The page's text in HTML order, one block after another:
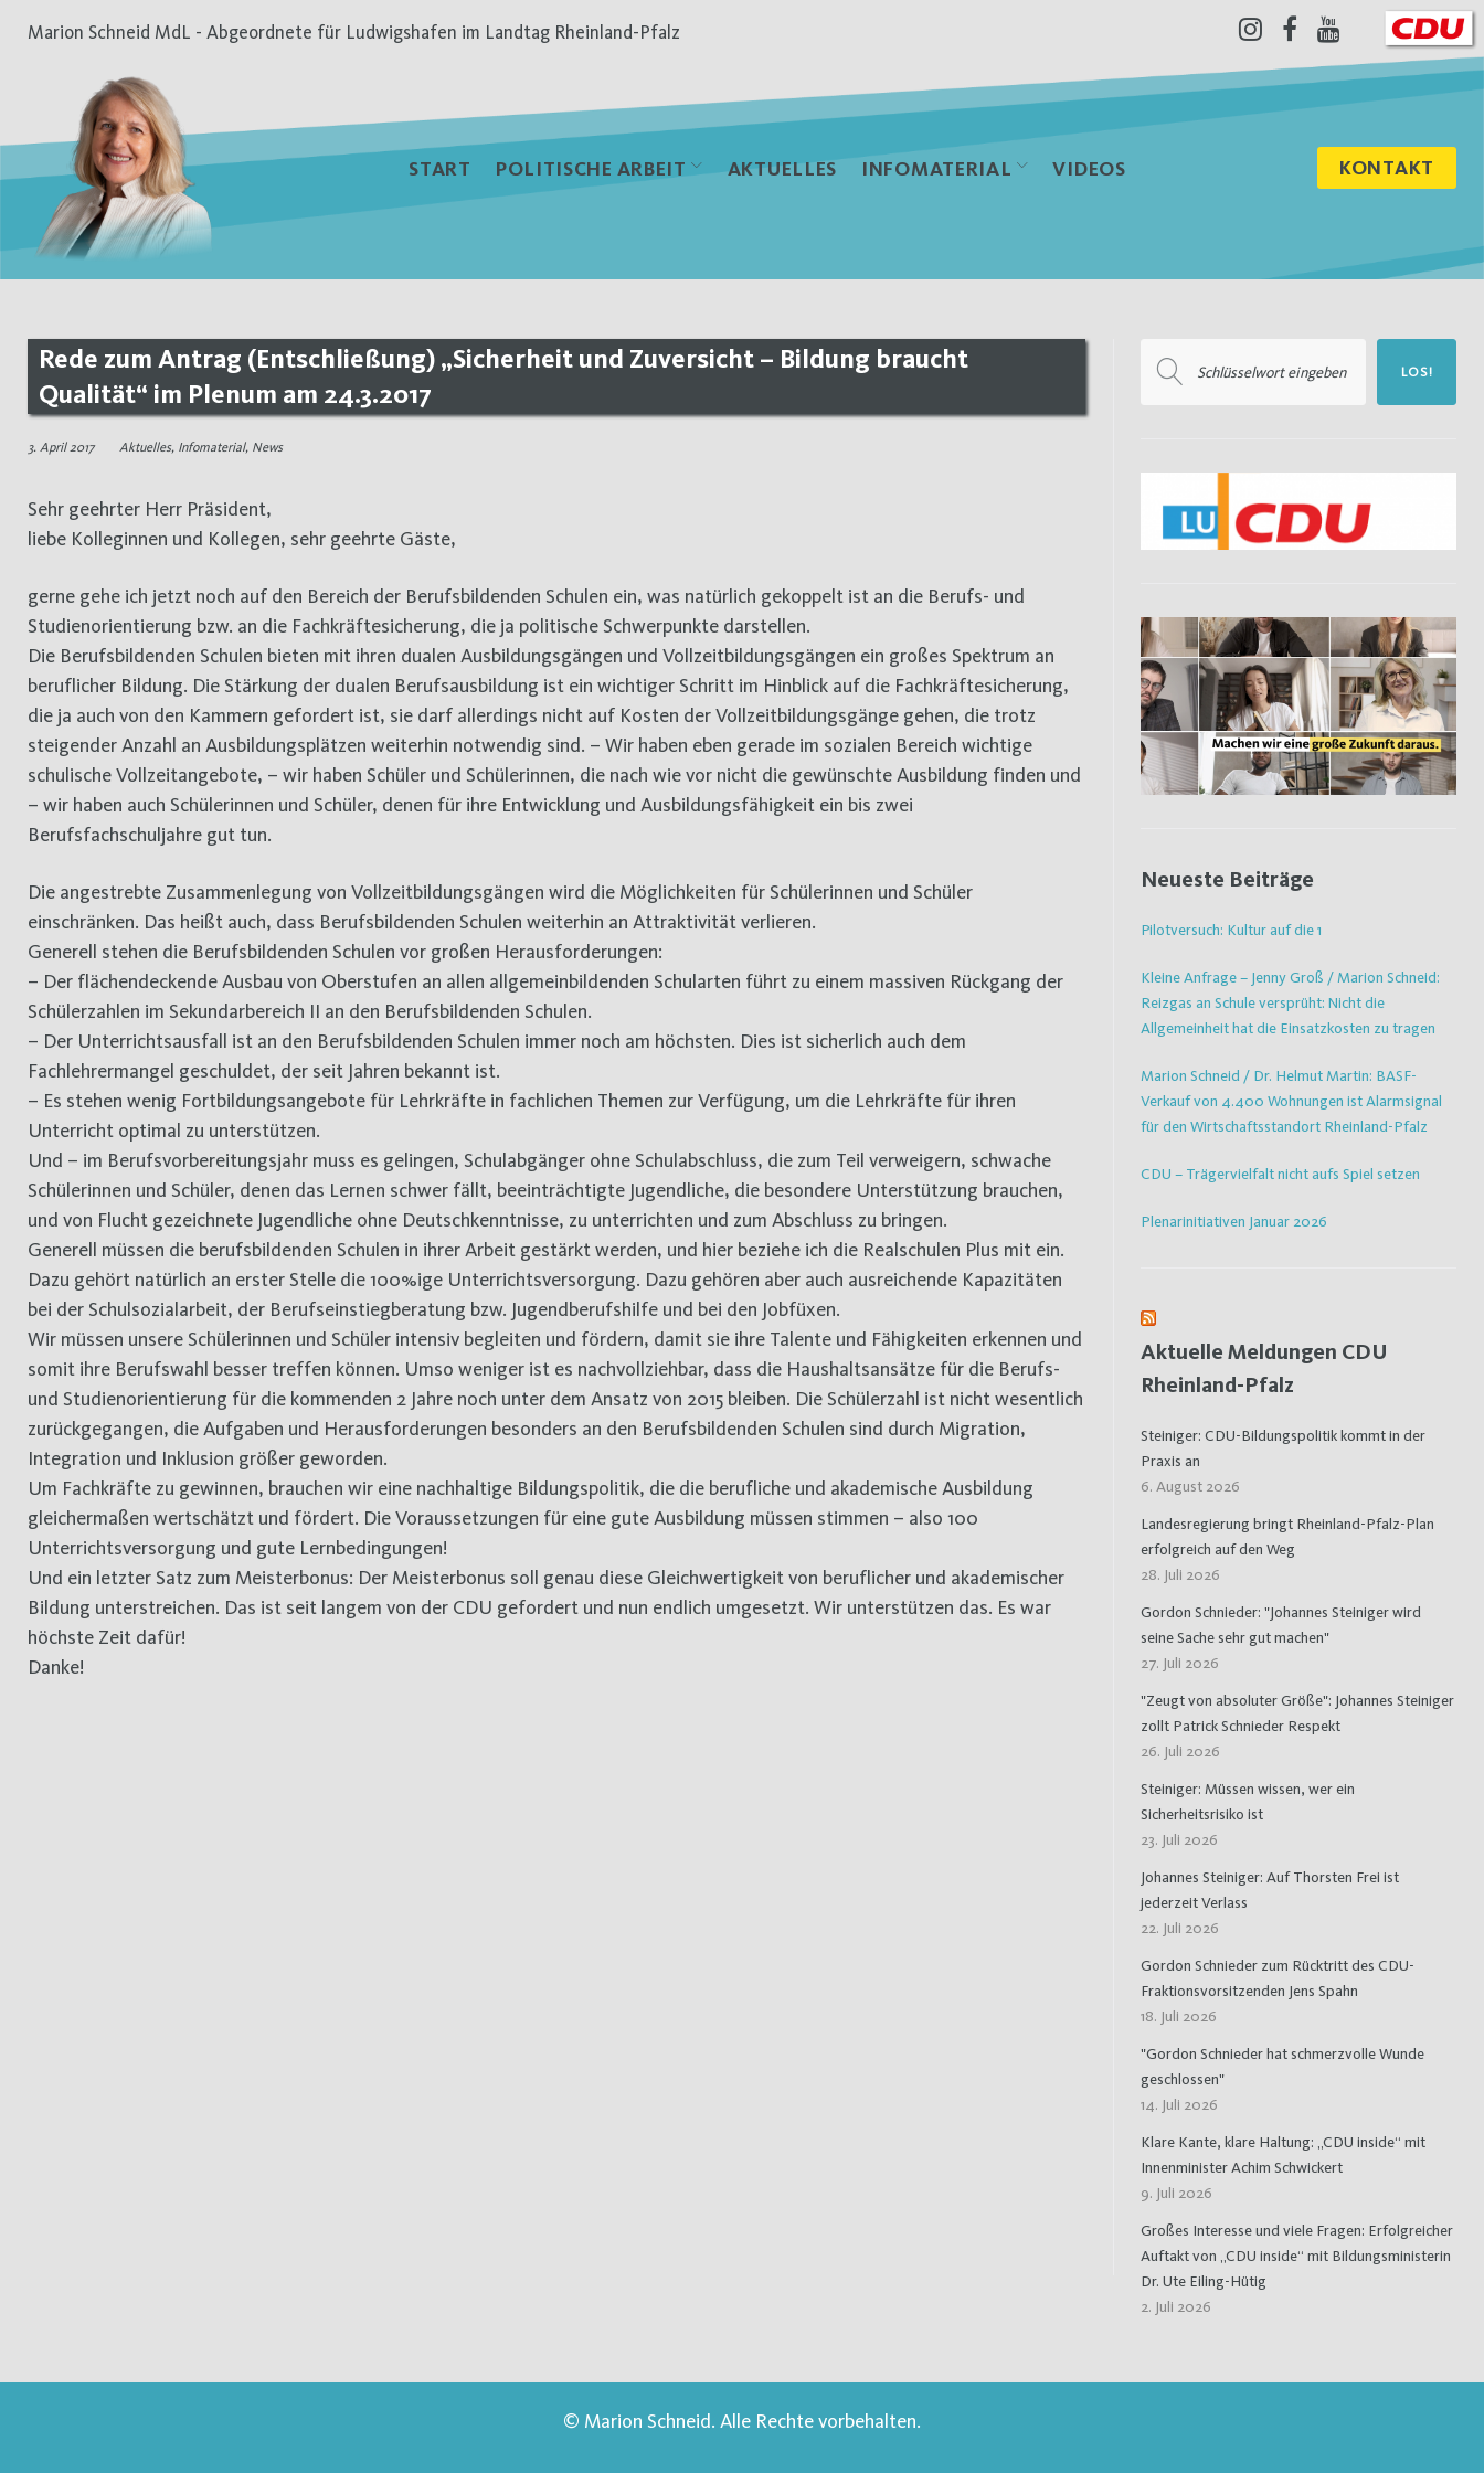
Inhalt
Marion Schneid MdL - Abgeordnete für Ludwigshafen im Landtag Rheinland-Pfalz
Instagram
Facebook
Youtube
START POLITISCHE ARBEIT AKTUELLES INFOMATERIAL VIDEOS KONTAKT
Rede zum Antrag (Entschließung) „Sicherheit und Zuversicht – Bildung braucht
Qualität“ im Plenum am 24.3.2017
3. April 2017 Aktuelles, Infomaterial, News
Sehr geehrter Herr Präsident,
liebe Kolleginnen und Kollegen, sehr geehrte Gäste,
gerne gehe ich jetzt noch auf den Bereich der Berufsbildenden Schulen ein, was natürlich gekoppelt ist an die Berufs- und
Studienorientierung bzw. an die Fachkräftesicherung, die ja politische Schwerpunkte darstellen.
Die Berufsbildenden Schulen bieten mit ihren dualen Ausbildungsgängen und Vollzeitbildungsgängen ein großes Spektrum an
beruflicher Bildung. Die Stärkung der dualen Berufsausbildung ist ein wichtiger Schritt im Hinblick auf die Fachkräftesicherung,
die ja auch von den Kammern gefordert ist, sie darf allerdings nicht auf Kosten der Vollzeitbildungsgänge gehen, die trotz
steigender Anzahl an Ausbildungsplätzen weiterhin notwendig sind. – Wir haben eben gerade im sozialen Bereich wichtige
schulische Vollzeitangebote, – wir haben Schüler und Schülerinnen, die nach wie vor nicht die gewünschte Ausbildung finden und
– wir haben auch Schülerinnen und Schüler, denen für ihre Entwicklung und Ausbildungsfähigkeit ein bis zwei
Berufsfachschuljahre gut tun.
Die angestrebte Zusammenlegung von Vollzeitbildungsgängen wird die Möglichkeiten für Schülerinnen und Schüler
einschränken. Das heißt auch, dass Berufsbildenden Schulen weiterhin an Attraktivität verlieren.
Generell stehen die Berufsbildenden Schulen vor großen Herausforderungen:
– Der flächendeckende Ausbau von Oberstufen an allen allgemeinbildenden Schularten führt zu einem massiven Rückgang der
Schülerzahlen im Sekundarbereich II an den Berufsbildenden Schulen.
– Der Unterrichtsausfall ist an den Berufsbildenden Schulen immer noch am höchsten. Dies ist sicherlich auch dem
Fachlehrermangel geschuldet, der seit Jahren bekannt ist.
– Es stehen wenig Fortbildungsangebote für Lehrkräfte in fachlichen Themen zur Verfügung, um die Lehrkräfte für ihren
Unterricht optimal zu unterstützen.
Und – im Berufsvorbereitungsjahr muss es gelingen, Schulabgänger ohne Schulabschluss, die zum Teil verweigern, schwache
Schülerinnen und Schüler, denen das Lernen schwer fällt, beeinträchtigte Jugendliche, die besondere Unterstützung brauchen,
und von Flucht gezeichnete Jugendliche ohne Deutschkenntnisse, zu unterrichten und zum Abschluss zu bringen.
Generell müssen die berufsbildenden Schulen in ihrer Arbeit gestärkt werden, und hier beziehe ich die Realschulen Plus mit ein.
Dazu gehört natürlich an erster Stelle die 100%ige Unterrichtsversorgung. Dazu gehören aber auch ausreichende Kapazitäten
bei der Schulsozialarbeit, der Berufseinstiegberatung bzw. Jugendberufshilfe und bei den Jobfüxen.
Wir müssen unsere Schülerinnen und Schüler intensiv begleiten und fördern, damit sie ihre Talente und Fähigkeiten erkennen und
somit ihre Berufswahl besser treffen können. Umso weniger ist es nachvollziehbar, dass die Haushaltsansätze für die Berufs-
und Studienorientierung für die kommenden 2 Jahre noch unter dem Ansatz von 2015 bleiben. Die Schülerzahl ist nicht wesentlich
zurückgegangen, die Aufgaben und Herausforderungen besonders an den Berufsbildenden Schulen sind durch Migration,
Integration und Inklusion größer geworden.
Um Fachkräfte zu gewinnen, brauchen wir eine nachhaltige Bildungspolitik, die die berufliche und akademische Ausbildung
gleichermaßen wertschätzt und fördert. Die Voraussetzungen für eine gute Ausbildung müssen stimmen – also 100
Unterrichtsversorgung und gute Lernbedingungen!
Und ein letzter Satz zum Meisterbonus: Der Meisterbonus soll genau diese Gleichwertigkeit von beruflicher und akademischer
Bildung unterstreichen. Das ist seit langem von der CDU gefordert und nun endlich umgesetzt. Wir unterstützen das. Es war
höchste Zeit dafür!
Danke!
nach:
LOS!
Neueste Beiträge
Pilotversuch: Kultur auf die 1
Kleine Anfrage – Jenny Groß / Marion Schneid:
Reizgas an Schule versprüht: Nicht die
Allgemeinheit hat die Einsatzkosten zu tragen
Marion Schneid / Dr. Helmut Martin: BASF-
Verkauf von 4.400 Wohnungen ist Alarmsignal
für den Wirtschaftsstandort Rheinland-Pfalz
CDU – Trägervielfalt nicht aufs Spiel setzen
Plenarinitiativen Januar 2026
Aktuelle Meldungen CDU
Rheinland-Pfalz
Steiniger: CDU-Bildungspolitik kommt in der
Praxis an
6. August 2026
Landesregierung bringt Rheinland-Pfalz-Plan
erfolgreich auf den Weg
28. Juli 2026
Gordon Schnieder: "Johannes Steiniger wird
seine Sache sehr gut machen"
27. Juli 2026
"Zeugt von absoluter Größe": Johannes Steiniger
zollt Patrick Schnieder Respekt
26. Juli 2026
Steiniger: Müssen wissen, wer ein
Sicherheitsrisiko ist
23. Juli 2026
Johannes Steiniger: Auf Thorsten Frei ist
jederzeit Verlass
22. Juli 2026
Gordon Schnieder zum Rücktritt des CDU-
Fraktionsvorsitzenden Jens Spahn
18. Juli 2026
"Gordon Schnieder hat schmerzvolle Wunde
geschlossen"
14. Juli 2026
Klare Kante, klare Haltung: „CDU inside“ mit
Innenminister Achim Schwickert
9. Juli 2026
Großes Interesse und viele Fragen: Erfolgreicher
Auftakt von „CDU inside“ mit Bildungsministerin
Dr. Ute Eiling-Hütig
2. Juli 2026
© Marion Schneid. Alle Rechte vorbehalten.